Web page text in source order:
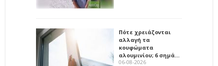
Πότε χρειάζονται
αλλαγή τα
κουφώματα
αλουμινίου; 6 σημά…
06-08-2026